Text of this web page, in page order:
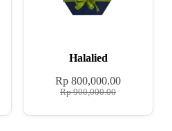
Halalied
Rp900,000.00
Rp 800,000.00